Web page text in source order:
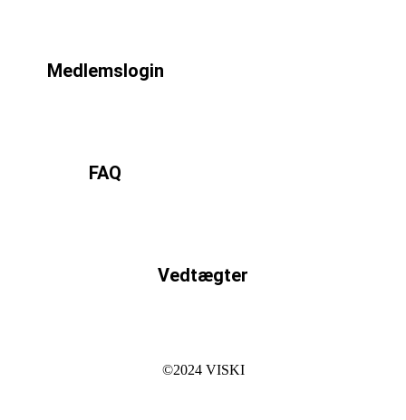
Medlemslogin
FAQ
Vedtægter
©2024 VISKI